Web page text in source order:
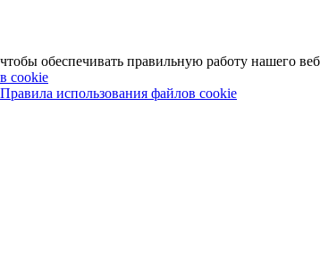
обеспечивать правильную работу нашего
cookie
Правила использования файлов cookie